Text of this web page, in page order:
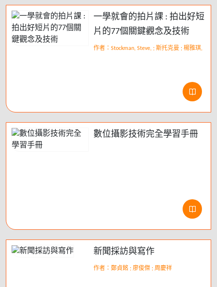
一學就會的拍片課 : 拍出好短
片的77個關鍵觀念及技術
作者：Stockman, Steve, ; 斯托克曼 ; 楊雅琪,
數位攝影技術完全學習手冊
新聞採訪與寫作
作者：鄭貞銘 ; 廖俊傑 ; 周慶祥